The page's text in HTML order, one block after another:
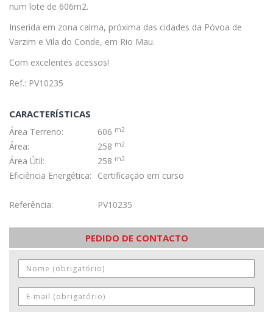
num lote de 606m2.
Inserida em zona calma, próxima das cidades da Póvoa de
Varzim e Vila do Conde, em Rio Mau.
Com excelentes acessos!
Ref.: PV10235
CARACTERÍSTICAS
Área Terreno: 606 m2
Área: 258 m2
Área Útil: 258 m2
Eficiência Energética: Certificação em curso
Referência: PV10235
PEDIDO DE CONTACTO